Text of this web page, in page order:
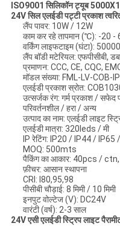
ISO9001 सिलिकॉन ट्यूब
24V सिल एलईडी पट्टी प्रकाश
लैंप पावर: 10W / 12W
काम कर रहे तापमान (℃): -20 -
वर्किंग लाइफटाइम (घंटा): 50000
लैंप बॉडी मटेरियल: एफपीसीबी,
प्रमाणन: CCC, CE, CQC,
मॉडल संख्या: FML-LV-COB-
एलईडी प्रकाश स्रोत:
उत्सर्जक रंग: गर्म प्रकाश / सफेद
परिवर्तनशील / हरा / अन्य
उत्पाद का नाम: एलईडी लाइट
एलईडी मात्रा: 320leds / मी
IP रेटिंग: IP20 / IP44 / IP65
MOQ: 500mts
पैकिंग का आकार: 40pcs /
फ़ीचर: आसान स्थापना
CRI: I80,95,98
पीसीबी चौड़ाई: 8 मिमी / 10 मिमी
इनपुट वोल्टेज (V): DC24V
वारंटी (वर्ष): 2-3 साल
24V एसी एलईडी स्ट्रिप लाइट